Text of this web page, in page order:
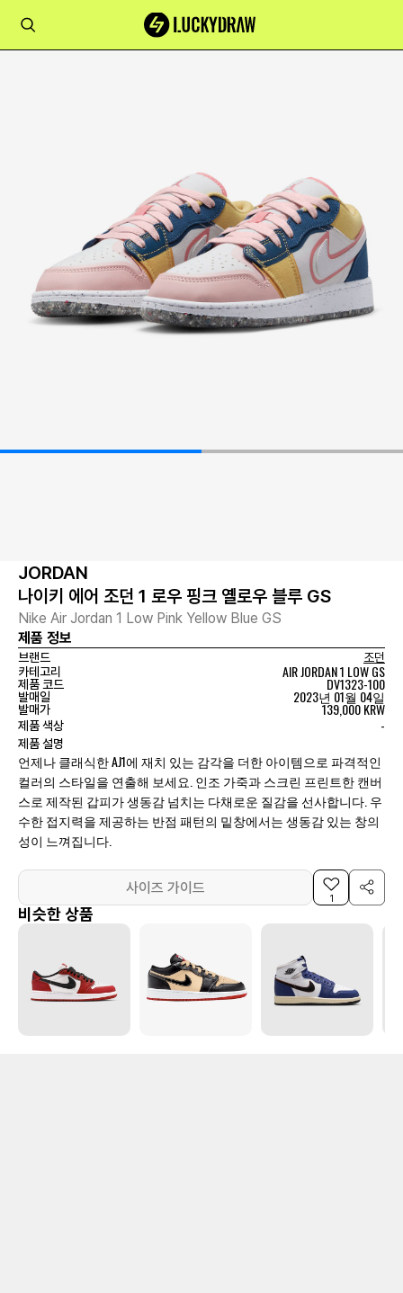
JORDAN
나이키 에어 조던 1 로우 핑크 옐로우 블루 GS
Nike Air Jordan 1 Low Pink Yellow Blue GS
제품 정보
브랜드
조던
카테고리
AIR JORDAN 1 LOW GS
제품 코드 DV1323-100
발매일 2023년 01월 04일
발매가 139,000 KRW
제품 색상 -
제품 설명
언제나 클래식한 AJ1에 재치 있는 감각을 더한 아이템으로 파격적인
컬러의 스타일을 연출해 보세요. 인조 가죽과 스크린 프린트한 캔버
스로 제작된 갑피가 생동감 넘치는 다채로운 질감을 선사합니다. 우
수한 접지력을 제공하는 반점 패턴의 밑창에서는 생동감 있는 창의
성이 느껴집니다.
사이즈 가이드
1
비슷한 상품